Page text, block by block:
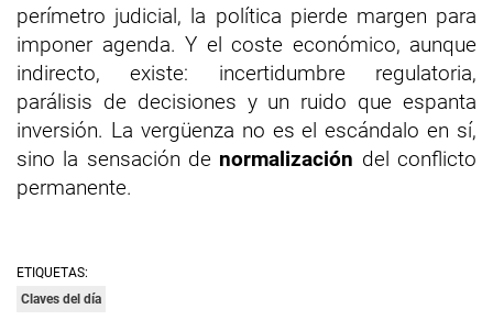
perímetro judicial, la política pierde margen para
imponer agenda. Y el coste económico, aunque
indirecto, existe: incertidumbre regulatoria,
parálisis de decisiones y un ruido que espanta
inversión. La vergüenza no es el escándalo en sí,
sino la sensación de normalización del conflicto
permanente.
ETIQUETAS:
Claves del día